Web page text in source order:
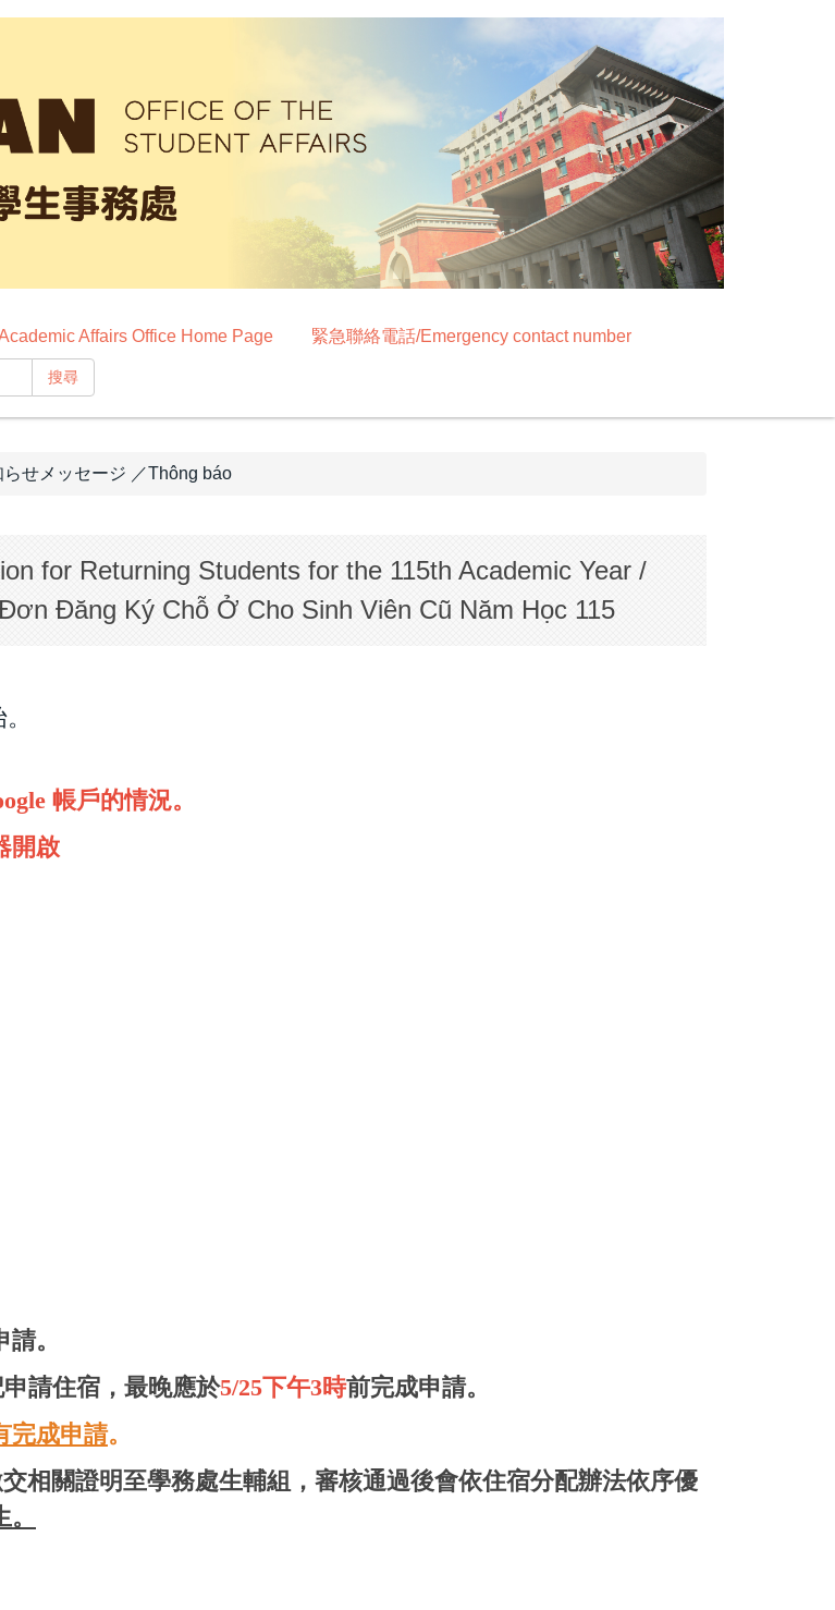
Affairs Office Home Page 緊急聯絡電話/Emergency contact number
搜尋
せメッセージ ／Thông báo
for Returning Students for the 115th Academic Year /
Đăng Ký Chỗ Ở Cho Sinh Viên Cũ Năm Học 115
帳戶的情況。
開啟
。
請住宿，最晚應於5/25下午3時前完成申請。
完成申請。
相關證明至學務處生輔組，審核通過後會依住宿分配辦法依序優